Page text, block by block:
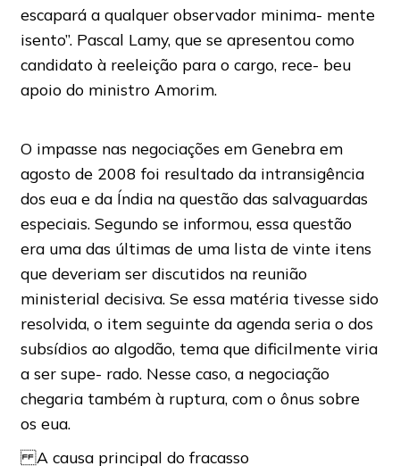
escapará a qualquer observador minima- mente
isento”. Pascal Lamy, que se apresentou como
candidato à reeleição para o cargo, rece- beu
apoio do ministro Amorim.
O impasse nas negociações em Genebra em
agosto de 2008 foi resultado da intransigência
dos eua e da Índia na questão das salvaguardas
especiais. Segundo se informou, essa questão
era uma das últimas de uma lista de vinte itens
que deveriam ser discutidos na reunião
ministerial decisiva. Se essa matéria tivesse sido
resolvida, o item seguinte da agenda seria o dos
subsídios ao algodão, tema que dificilmente viria
a ser supe- rado. Nesse caso, a negociação
chegaria também à ruptura, com o ônus sobre
os eua.
A causa principal do fracasso